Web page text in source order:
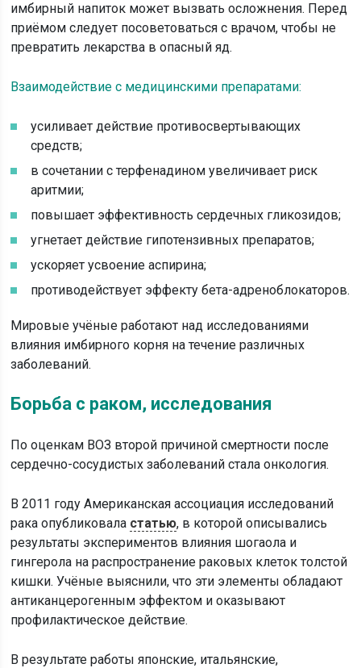
имбирный напиток может вызвать осложнения. Перед
приёмом следует посоветоваться с врачом, чтобы не
превратить лекарства в опасный яд.
Взаимодействие с медицинскими препаратами:
усиливает действие противосвертывающих
средств;
в сочетании с терфенадином увеличивает риск
аритмии;
повышает эффективность сердечных гликозидов;
угнетает действие гипотензивных препаратов;
ускоряет усвоение аспирина;
противодействует эффекту бета-адреноблокаторов.
Мировые учёные работают над исследованиями
влияния имбирного корня на течение различных
заболеваний.
Борьба с раком, исследования
По оценкам ВОЗ второй причиной смертности после
сердечно-сосудистых заболеваний стала онкология.
В 2011 году Американская ассоциация исследований
рака опубликовала статью, в которой описывались
результаты экспериментов влияния шогаола и
гингерола на распространение раковых клеток толстой
кишки. Учёные выяснили, что эти элементы обладают
антиканцерогенным эффектом и оказывают
профилактическое действие.
В результате работы японские, итальянские,